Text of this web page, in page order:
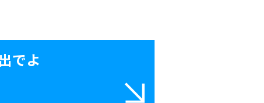
でよ